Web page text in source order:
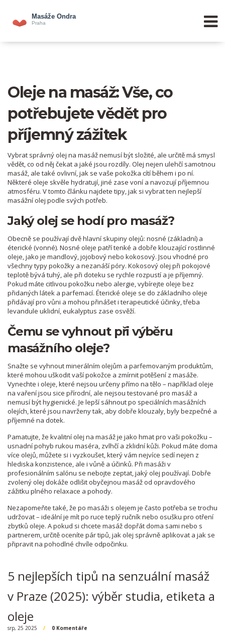
Oleje na masáž: Vše, co
potřebujete vědět pro
příjemný zážitek
Vybrat správný olej na masáž nemusí být složité, ale určitě má smysl
vědět, co od něj čekat a jaké jsou rozdíly. Olej nejen ulehčí samotnou
masáž, ale také ovlivní, jak se vaše pokožka cítí během i po ní.
Některé oleje skvěle hydratují, jiné zase voní a navozují příjemnou
atmosféru. V tomto článku najdete tipy, jak si vybrat ten nejlepší
masážní olej podle svých potřeb.
Jaký olej se hodí pro masáž?
Obecně se používají dvě hlavní skupiny olejů: nosné (základní) a
éterické (vonné). Nosné oleje patří tenké a dobře klouzající rostlinné
oleje, jako je mandlový, jojobový nebo kokosový. Jsou vhodné pro
všechny typy pokožky a nezanáší póry. Kokosový olej při pokojové
teplotě bývá tuhý, ale při doteku se rychle rozpustí a je příjemný.
Pokud máte citlivou pokožku nebo alergie, vybírejte oleje bez
přidaných látek a parfemací. Éterické oleje se do základního oleje
přidávají pro vůni a mohou přinášet i terapeutické účinky, třeba
levandule uklidní, eukalyptus zase osvěží.
Čemu se vyhnout při výběru
masážního oleje?
Snažte se vyhnout minerálním olejům a parfemovaným produktům,
které mohou uškodit vaší pokožce a zmírnit potěšení z masáže.
Vynechte i oleje, které nejsou určeny přímo na tělo – například oleje
na vaření jsou sice přírodní, ale nejsou testované pro masáž a
nemusí být hygienické. Je lepší sáhnout po speciálních masážních
olejích, které jsou navrženy tak, aby dobře klouzaly, byly bezpečné a
příjemné na dotek.
Pamatujte, že kvalitní olej na masáž je jako hmat pro vaši pokožku –
usnadní pohyb rukou maséra, zvlhčí a zklidní kůži. Pokud máte doma
více olejů, můžete si i vyzkoušet, který vám nejvíce sedí nejen z
hlediska konzistence, ale i vůně a účinků. Při masáži v
profesionálním salónu se nebojte zeptat, jaký olej používají. Dobře
zvolený olej dokáže odlišit obyčejnou masáž od opravdového
zážitku plného relaxace a pohody.
Nezapomeňte také, že po masáži s olejem je často potřeba se trochu
udržovat – ideální je mít po ruce teplý ručník nebo osušku pro otření
zbytků oleje. A pokud si chcete masáž dopřát doma sami nebo s
partnerem, určitě oceníte pár tipů, jak olej správně aplikovat a jak se
připravit na pohodlné chvíle odpočinku.
5 nejlepších tipů na senzuální masáž
v Praze (2025): výběr studia, etiketa a
oleje
srp, 25 2025 0 Komentáře